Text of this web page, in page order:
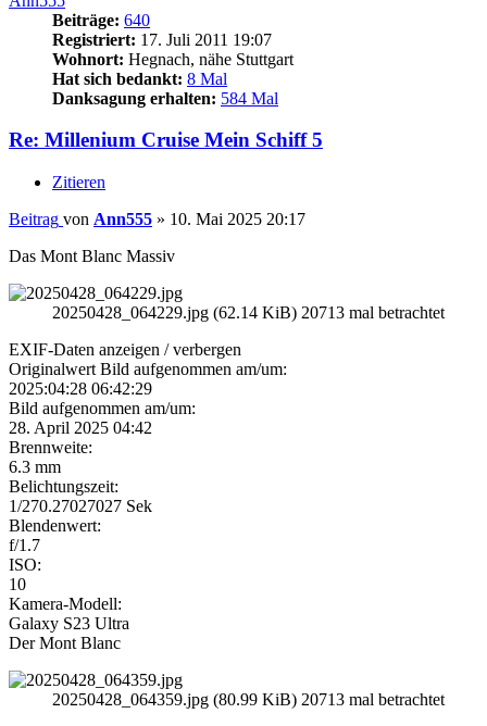
Beiträge: 640
Registriert: 17. Juli 2011 19:07
Wohnort: Hegnach, nähe Stuttgart
Hat sich bedankt: 8 Mal
Danksagung erhalten: 584 Mal
Re: Millenium Cruise Mein Schiff 5
Zitieren
Beitrag von Ann555 » 10. Mai 2025 20:17
Das Mont Blanc Massiv
20250428_064229.jpg (62.14 KiB) 20713 mal betrachtet
EXIF-Daten anzeigen / verbergen
Originalwert Bild aufgenommen am/um:
2025:04:28 06:42:29
Bild aufgenommen am/um:
28. April 2025 04:42
Brennweite:
6.3 mm
Belichtungszeit:
1/270.27027027 Sek
Blendenwert:
f/1.7
ISO:
10
Kamera-Modell:
Galaxy S23 Ultra
Der Mont Blanc
20250428_064359.jpg (80.99 KiB) 20713 mal betrachtet